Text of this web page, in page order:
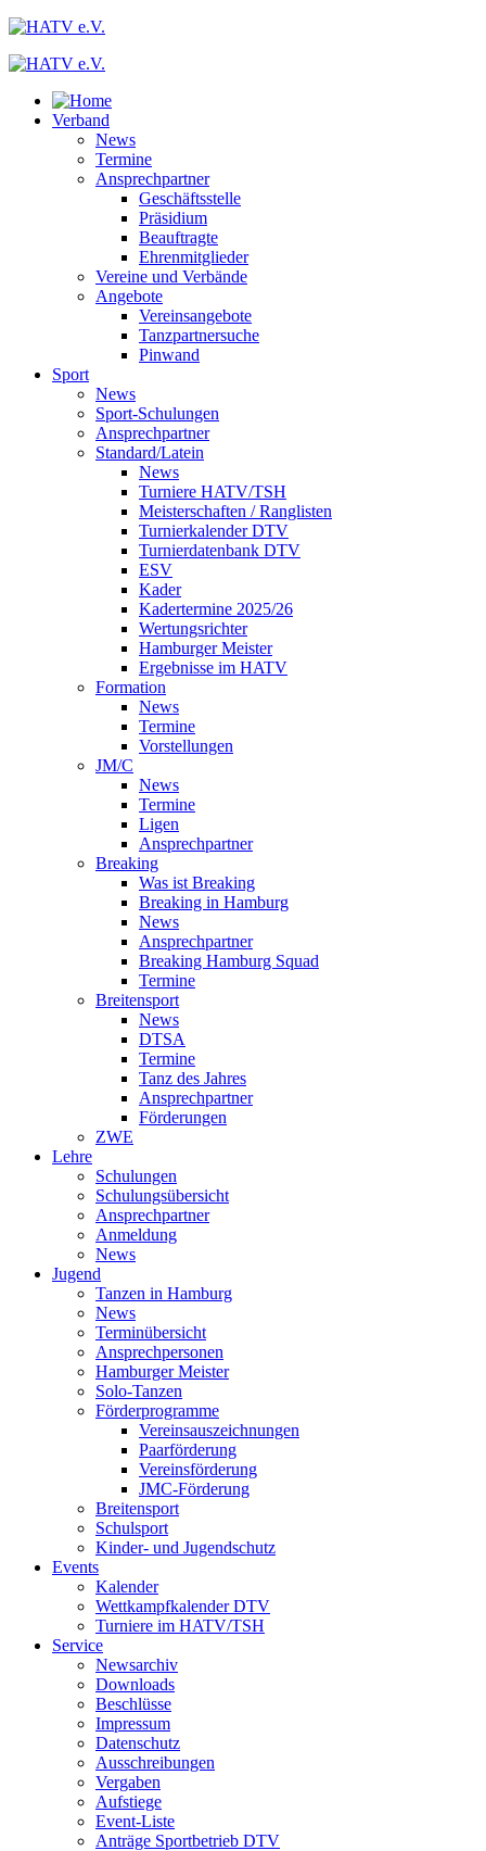
Verband
News
Termine
Ansprechpartner
Geschäftsstelle
Präsidium
Beauftragte
Ehrenmitglieder
Vereine und Verbände
Angebote
Vereinsangebote
Tanzpartnersuche
Pinwand
Sport
News
Sport-Schulungen
Ansprechpartner
Standard/Latein
News
Turniere HATV/TSH
Meisterschaften / Ranglisten
Turnierkalender DTV
Turnierdatenbank DTV
ESV
Kader
Kadertermine 2025/26
Wertungsrichter
Hamburger Meister
Ergebnisse im HATV
Formation
News
Termine
Vorstellungen
JM/C
News
Termine
Ligen
Ansprechpartner
Breaking
Was ist Breaking
Breaking in Hamburg
News
Ansprechpartner
Breaking Hamburg Squad
Termine
Breitensport
News
DTSA
Termine
Tanz des Jahres
Ansprechpartner
Förderungen
ZWE
Lehre
Schulungen
Schulungsübersicht
Ansprechpartner
Anmeldung
News
Jugend
Tanzen in Hamburg
News
Terminübersicht
Ansprechpersonen
Hamburger Meister
Solo-Tanzen
Förderprogramme
Vereinsauszeichnungen
Paarförderung
Vereinsförderung
JMC-Förderung
Breitensport
Schulsport
Kinder- und Jugendschutz
Events
Kalender
Wettkampfkalender DTV
Turniere im HATV/TSH
Service
Newsarchiv
Downloads
Beschlüsse
Impressum
Datenschutz
Ausschreibungen
Vergaben
Aufstiege
Event-Liste
Anträge Sportbetrieb DTV